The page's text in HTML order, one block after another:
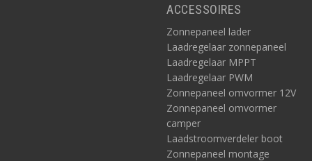
ACCESSOIRES
Zonnepaneel lader
Laadregelaar zonnepaneel
Laadregelaar MPPT
Laadregelaar PWM
Zonnepaneel omvormer 12V
Zonnepaneel omvormer
camper
Laadstroomverdeler boot
Zonnepaneel montage